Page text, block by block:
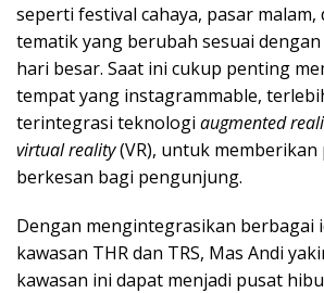
seperti festival cahaya, pasar malam,
tematik yang berubah sesuai
hari besar. Saat ini cukup penting
tempat yang instagrammable,
terintegrasi teknologi augmented
virtual reality(VR), untuk memberikan
berkesan bagi pengunjung.
Dengan mengintegrasikan berbagai
kawasan THR dan TRS, Mas Andi
kawasan ini dapat menjadi pusat